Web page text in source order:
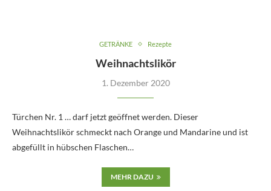
GETRÄNKE Rezepte
Weihnachtslikör
1. Dezember 2020
Türchen Nr. 1 … darf jetzt geöffnet werden. Dieser
Weihnachtslikör schmeckt nach Orange und Mandarine und ist
abgefüllt in hübschen Flaschen…
MEHR DAZU